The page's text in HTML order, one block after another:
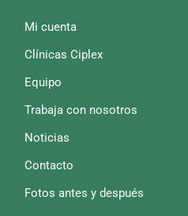
Mi cuenta
Clínicas Ciplex
Equipo
Trabaja con nosotros
Noticias
Contacto
Fotos antes y después